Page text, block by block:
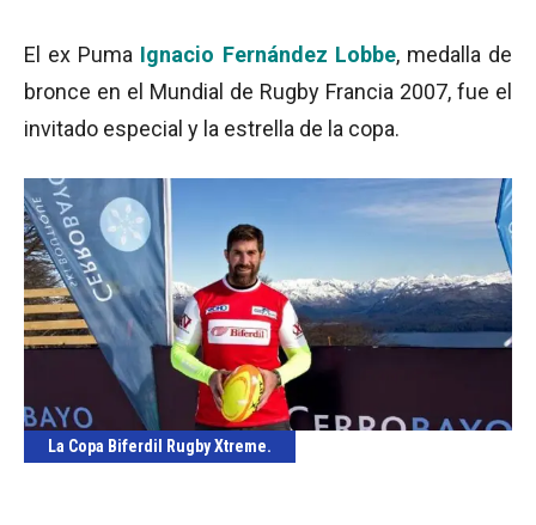
El ex Puma Ignacio Fernández Lobbe, medalla de
bronce en el Mundial de Rugby Francia 2007, fue el
invitado especial y la estrella de la copa.
La Copa Biferdil Rugby Xtreme.